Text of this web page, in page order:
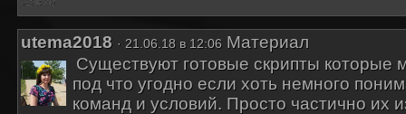
utema2018 · 21.06.18 в 12:06 Материал
Существуют готовые скрипты которые
под что угодно если хоть немного
команд и условий. Просто частично их